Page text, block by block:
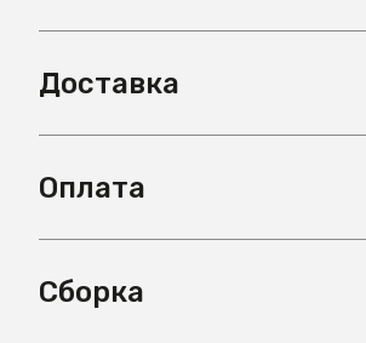
Доставка
Оплата
Сборка